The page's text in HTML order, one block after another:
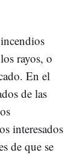
rayos, o
En el
de las
interesados
de que se